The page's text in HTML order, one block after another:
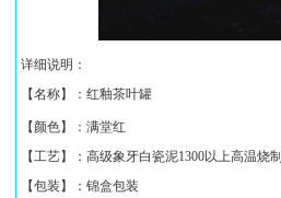
详细说明：
【名称】： 红釉茶叶罐
【颜色】：满堂红
【工艺】：高级象牙白瓷泥1300以上高温烧制
【包装】：锦盒包装